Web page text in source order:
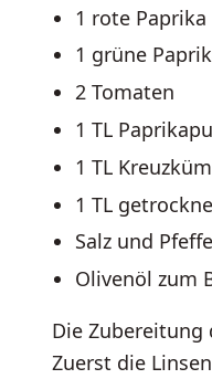
1 rote Paprika
1 grüne
2 Tomaten
1 TL
1 TL
1 TL
Salz und
Olivenöl zum
Die
Zuerst die